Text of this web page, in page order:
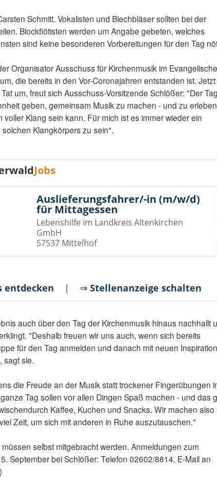
Schmitt. Vokalisten und Blechbläser sollten bei der
Blockflötisten werden um Angabe gebeten, welches
sind keine besonderen Vorbereitungen für den Tag
Organisator Ausschuss für Kirchenmusik im
die bereits in den Vor-Coronajahren entstanden ist.
um, freut sich Ausschuss-Vorsitzende Schlößer: "Der
geben, gemeinsam Musik zu machen - und zu
Klang sein kann. Für mich ist es immer wieder ein
Klangkörpers zu sein".
Jobs
Auslieferungsfahrer/-in (m/w/d)
für Mittagessen
Lebenshilfe im Landkreis Altenkirchen
GmbH
57537 Mittelhof
entdecken | ⇒Stellenanzeige schalten
auch über den Tag der Kirchenmusik hinaus nachhallt
"Deshalb freuen wir uns auch, wenn sich bereits
für den Tag anmelden und danach mit neuen
sagt sie.
die Freude an der Musik statt trockener Fingerübungen
Tag sollen vor allen Dingen Spaß machen - und das
Kaffee, Kuchen und Snacks. Wir machen also
Zeit, um sich mit anderen in Ruhe auszutauschen."
selbst mitgebracht werden. Anmeldungen zum
September bei Schlößer: Telefon 02602/8814, E-Mail an